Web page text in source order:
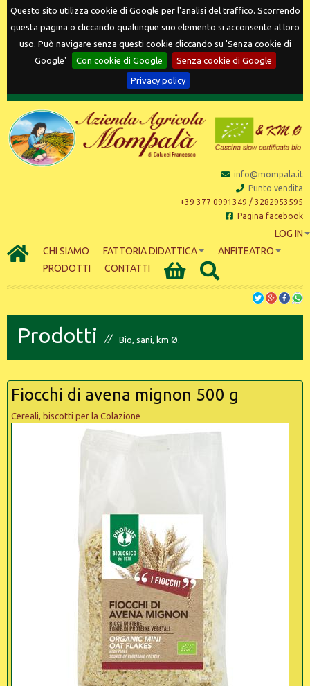
Questo sito utilizza cookie di Google per l'analisi del traffico. Scorrendo
questa pagina o cliccando qualunque suo elemento si acconsente al loro
uso. Può navigare senza questi cookie cliccando su 'Senza cookie di
Google'
Con cookie di Google Senza cookie di Google
Privacy policy
info@mompala.it
Punto vendita
+39 377 0991349 / 3282953595
Pagina facebook
LOG IN
CHI SIAMO
FATTORIA DIDATTICA
ANFITEATRO
PRODOTTI
CONTATTI
Prodotti Bio, sani, km Ø.
Fiocchi di avena mignon 500 g
Cereali, biscotti per la Colazione